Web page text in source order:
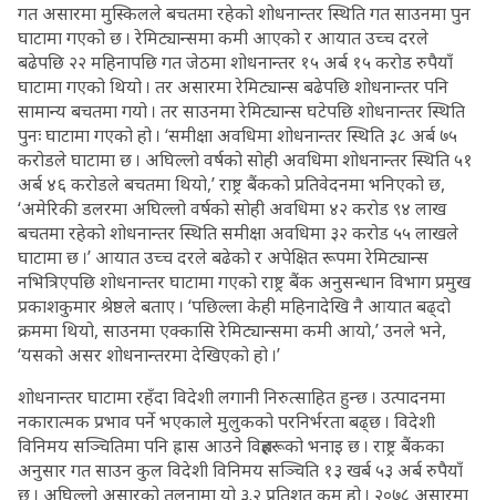
गत असारमा मुस्किलले बचतमा रहेको शोधनान्तर स्थिति गत साउनमा पुन
घाटामा गएको छ । रेमिट्यान्समा कमी आएको र आयात उच्च दरले
बढेपछि २२ महिनापछि गत जेठमा शोधनान्तर १५ अर्ब १५ करोड रुपैयाँ
घाटामा गएको थियो । तर असारमा रेमिट्यान्स बढेपछि शोधनान्तर पनि
सामान्य बचतमा गयो । तर साउनमा रेमिट्यान्स घटेपछि शोधनान्तर स्थिति
पुनः घाटामा गएको हो । ‘समीक्षा अवधिमा शोधनान्तर स्थिति ३८ अर्ब ७५
करोडले घाटामा छ । अघिल्लो वर्षको सोही अवधिमा शोधनान्तर स्थिति ५१
अर्ब ४६ करोडले बचतमा थियो,’ राष्ट्र बैंकको प्रतिवेदनमा भनिएको छ,
‘अमेरिकी डलरमा अघिल्लो वर्षको सोही अवधिमा ४२ करोड ९४ लाख
बचतमा रहेको शोधनान्तर स्थिति समीक्षा अवधिमा ३२ करोड ५५ लाखले
घाटामा छ ।’ आयात उच्च दरले बढेको र अपेक्षित रूपमा रेमिट्यान्स
नभित्रिएपछि शोधनान्तर घाटामा गएको राष्ट्र बैंक अनुसन्धान विभाग प्रमुख
प्रकाशकुमार श्रेष्ठले बताए । ‘पछिल्ला केही महिनादेखि नै आयात बढ्दो
क्रममा थियो, साउनमा एक्कासि रेमिट्यान्समा कमी आयो,’ उनले भने,
‘यसको असर शोधनान्तरमा देखिएको हो ।’
शोधनान्तर घाटामा रहँदा विदेशी लगानी निरुत्साहित हुन्छ । उत्पादनमा
नकारात्मक प्रभाव पर्ने भएकाले मुलुकको परनिर्भरता बढ्छ । विदेशी
विनिमय सञ्चितिमा पनि ह्रास आउने विज्ञहरूको भनाइ छ । राष्ट्र बैंकका
अनुसार गत साउन कुल विदेशी विनिमय सञ्चिति १३ खर्ब ५३ अर्ब रुपैयाँ
छ । अघिल्लो असारको तुलनामा यो ३.२ प्रतिशत कम हो । २०७८ असारमा